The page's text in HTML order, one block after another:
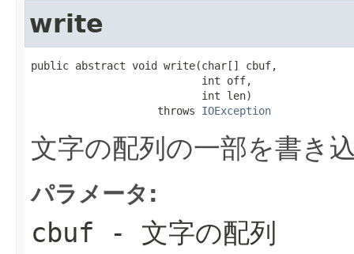
write
public abstract void write(char[] cbuf,
                           int off,
                           int len)
                    throws
IOException
文字の配列の一部を書き
パラメータ:
cbuf - 文字の配列